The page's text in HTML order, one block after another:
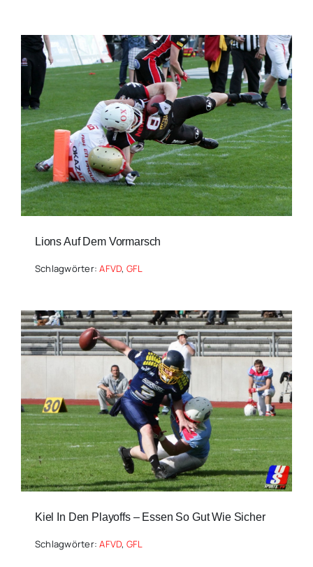
Lions Auf Dem Vormarsch
Schlagwörter:AFVD, GFL
Kiel In Den Playoffs – Essen So Gut Wie Sicher
Schlagwörter:AFVD, GFL